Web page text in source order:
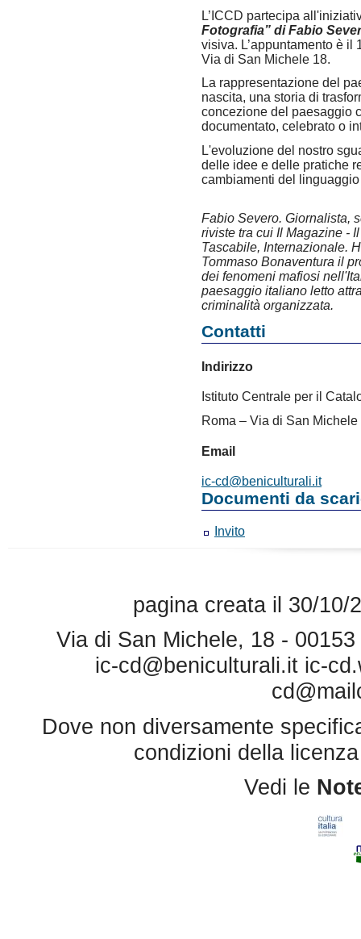
L’ICCD partecipa
Fotografia” di Fabio
visiva. L’appuntamento è
Via di San Michele 18.
La rappresentazione del
nascita, una storia di
concezione del paesaggio
documentato, celebrato o
L'evoluzione del nostro
delle idee e delle pratiche
cambiamenti del
Fabio Severo. Giornalista,
riviste tra cui Il Magazine -
Tascabile, Internazionale.
Tommaso Bonaventura il
dei fenomeni mafiosi
paesaggio italiano letto
criminalità organizzata.
Contatti
Indirizzo
Istituto Centrale per il
Roma – Via di San Michele
Email
ic-cd@beniculturali.it
Documenti da
Invito
pagina creata il 30/10/
Via di San Michele, 18 -
ic-cd@beniculturali.it ic-
Dove non diversamente
condizioni della
Vedi le